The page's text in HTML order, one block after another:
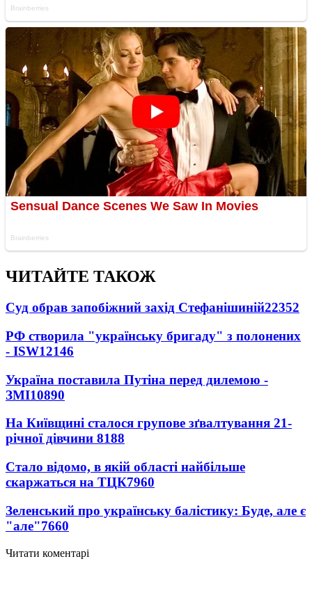
ЧИТАЙТЕ ТАКОЖ
Суд обрав запобіжний захід Стефанішиній22352
РФ створила "українську бригаду" з полонених
- ISW12146
Україна поставила Путіна перед дилемою -
ЗМІ10890
На Київщині сталося групове зґвалтування 21-
річної дівчини 8188
Стало відомо, в якій області найбільше
скаржаться на ТЦК7960
Зеленський про українську балістику: Буде, але є
"але"7660
Читати коментарі